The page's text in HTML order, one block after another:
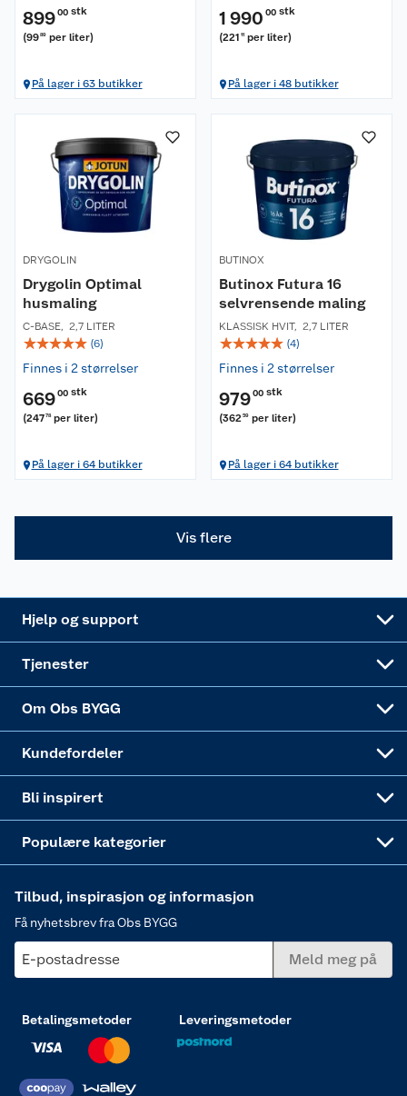
89900 stk
(9989 per liter)
På lager i 63 butikker
1 990 00 stk
(221 11 per liter)
På lager i 48 butikker
DRYGOLIN
Drygolin Optimal
husmaling
C-BASE, 2,7 LITER
☆☆☆☆☆ (6)
Finnes i 2 størrelser
66900 stk
(24778 per liter)
På lager i 64 butikker
BUTINOX
Butinox Futura 16
selvrensende maling
KLASSISK HVIT, 2,7 LITER
☆☆☆☆☆ (4)
Finnes i 2 størrelser
97900 stk
(36259 per liter)
På lager i 64 butikker
Vis flere
Hjelp og support
Kundeservice
Butikker
Kontakt oss
Retur- og angrerett
Reklamasjon
Pakkesporing
Leveringstid
Betalingsalternativer
Tjenester
Leie tilhenger
Leie verktøy
Om Obs BYGG
Om oss
Nyheter
Våre merkevarer
Våre kjeder
Kjøpsvilkår
Personvern
Ledige stillinger
Bærekraft
Sikkerhetsdatablad
Kundefordeler
Lavprisløfte
Coop medlem
Retur av el-avfall
Drive in
Bli inspirert
Hageinspirasjon
Oppussing med utemaling
Grillens verden
Populære kategorier
Hage og utemiljø
Tilbud, inspirasjon og informasjon
Få nyhetsbrev fra Obs BYGG
E-postadresse Meld meg på
Betalingsmetoder Leveringsmetoder